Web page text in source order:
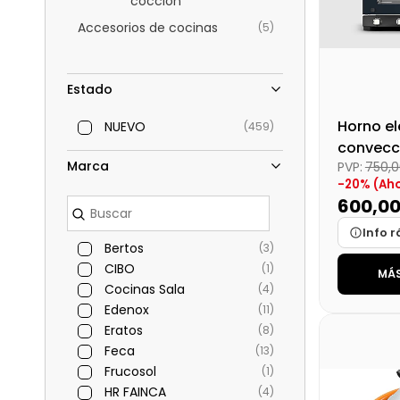
Accesorios de cocinas
(5)
Estado
NUEVO (459)
Marca
Bertos (3)
CIBO (1)
Cocinas Sala (4)
Edenox (11)
Eratos (8)
Feca (13)
Frucosol (1)
HR FAINCA (4)
Horno
PVP:
-20%
Info
Marca